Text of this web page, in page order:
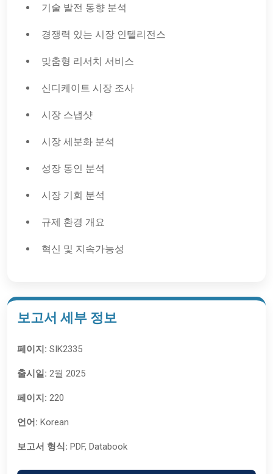
기술 발전 동향 분석
경쟁력 있는 시장 인텔리전스
맞춤형 리서치 서비스
신디케이트 시장 조사
시장 스냅샷
시장 세분화 분석
성장 동인 분석
시장 기회 분석
규제 환경 개요
혁신 및 지속가능성
보고서 세부 정보
페이지: SIK2335
출시일: 2월 2025
페이지: 220
언어: Korean
보고서 형식: PDF, Databook